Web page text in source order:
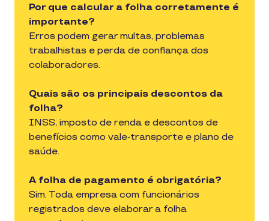
Por que calcular a folha corretamente é
importante?
Erros podem gerar multas, problemas
trabalhistas e perda de confiança dos
colaboradores.
Quais são os principais descontos da
folha?
INSS, imposto de renda e descontos de
benefícios como vale-transporte e plano de
saúde.
A folha de pagamento é obrigatória?
Sim. Toda empresa com funcionários
registrados deve elaborar a folha